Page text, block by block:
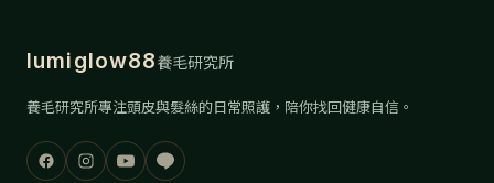
lumiglow88養毛研究所
養毛研究所專注頭皮與髮絲的日常照護，陪你找回健康自信。